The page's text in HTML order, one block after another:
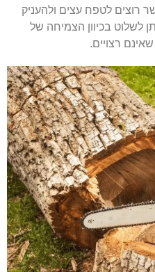
רוצים לטפח עצים ולהעניק
לשלוט בכיוון הצמיחה של
רצויים.